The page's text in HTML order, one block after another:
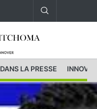
DANS LA PRESSE